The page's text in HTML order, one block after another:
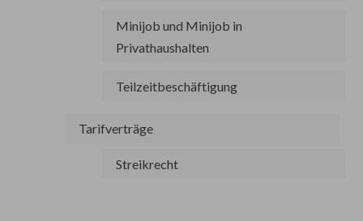
Minijob und Minijob in
Privathaushalten
Teilzeitbeschäftigung
Tarifverträge
Streikrecht